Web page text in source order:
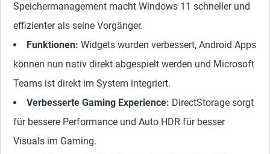
Speichermanagement macht Windows 11 schneller und
effizienter als seine Vorgänger.
Funktionen: Widgets wurden verbessert, Android Apps
können nun nativ direkt abgespielt werden und Microsoft
Teams ist direkt im System integriert.
Verbesserte Gaming Experience: DirectStorage sorgt
für bessere Performance und Auto HDR für besser
Visuals im Gaming.